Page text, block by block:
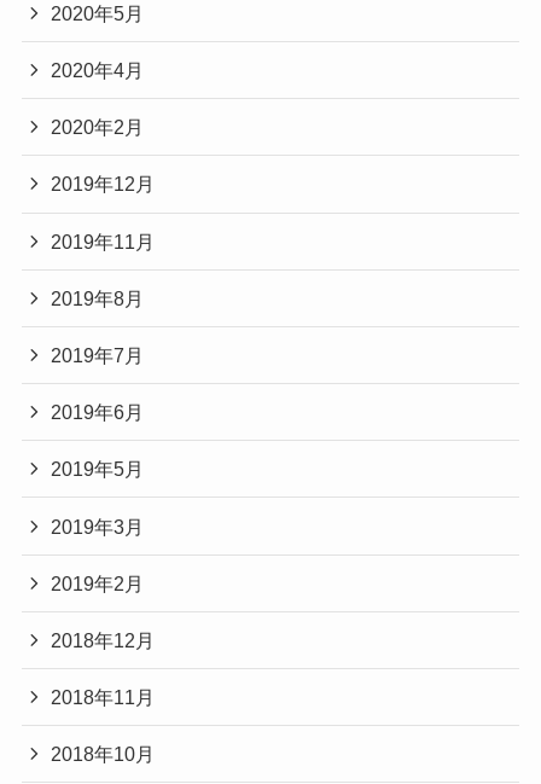
2020年5月
2020年4月
2020年2月
2019年12月
2019年11月
2019年8月
2019年7月
2019年6月
2019年5月
2019年3月
2019年2月
2018年12月
2018年11月
2018年10月